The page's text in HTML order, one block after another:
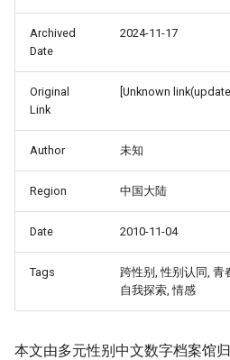
Archived
Date
2024-11-17
Original
Link
[Unknown
Author 未知
Region 中国大陆
Date 2010-11-04
Tags
跨性别, 性别认同, 青
自我探索, 情感
本文由多元性别中文数字档案馆